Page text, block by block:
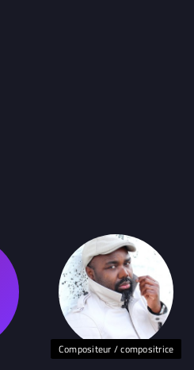
Compositeur / compositrice